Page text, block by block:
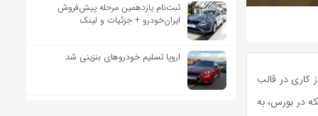
۲۴ دی ماه به مدت سه روز کاری در قالب
در بورس، به
ثبت‌نام یازدهمین مرحله پیش‌فروش
ایران‌خودرو + جزئیات و لینک
اروپا تسلیم خودروهای بنزینی شد